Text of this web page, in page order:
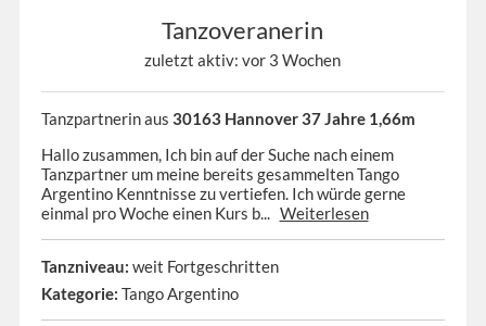
Tanzoveranerin
zuletzt aktiv: vor 3 Wochen
Tanzpartnerin aus 30163 Hannover 37 Jahre 1,66m
Hallo zusammen, Ich bin auf der Suche nach einem
Tanzpartner um meine bereits gesammelten Tango
Argentino Kenntnisse zu vertiefen. Ich würde gerne
einmal pro Woche einen Kurs b... Weiterlesen
Tanzniveau: weit Fortgeschritten
Kategorie: Tango Argentino